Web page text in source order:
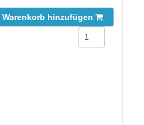
Warenkorb hinzufügen